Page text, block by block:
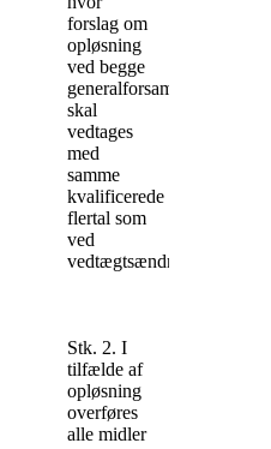
forslag om
opløsning
ved begge
generalforsamlinger
skal
vedtages
med
samme
kvalificerede
flertal som
ved
vedtægtsændring.
Stk. 2. I
tilfælde af
opløsning
overføres
alle midler